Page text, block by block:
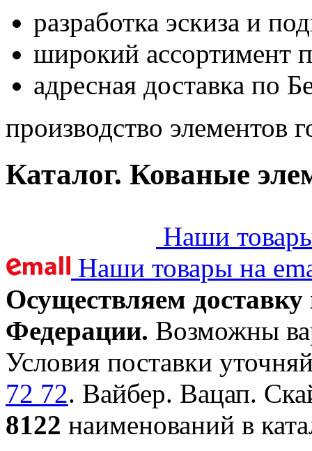
разработка эскиза и
широкий ассортимент
адресная доставка по
производство элементов
Каталог. Кованые
Наши
Наши товары на
Осуществляем
Федерации. Возможны
Условия поставки
72 72. Вайбер. Вацап.
8122 наименований в